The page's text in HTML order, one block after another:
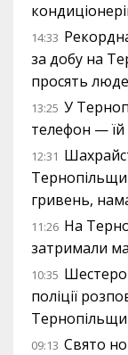
14:33
за добу на
просять
13:25 У
телефон —
12:31
гривень,
11:26 На
затримали
10:35 Шестеро
поліції
09:13 Свято